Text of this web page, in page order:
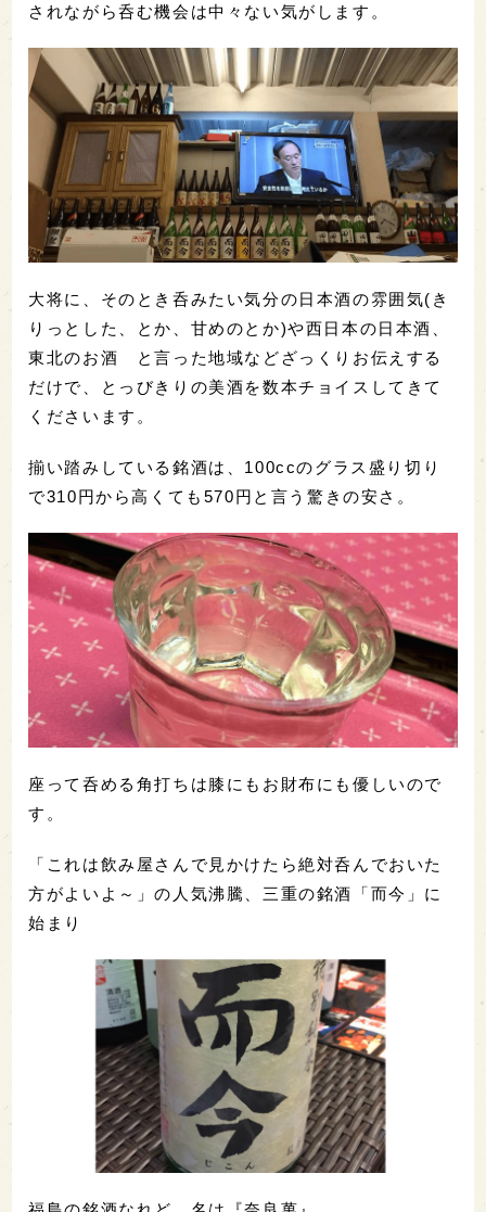
されながら呑む機会は中々ない気がします。
大将に、そのとき呑みたい気分の日本酒の雰囲気(き
りっとした、とか、甘めのとか)や西日本の日本酒、
東北のお酒 と言った地域などざっくりお伝えする
だけで、とっびきりの美酒を数本チョイスしてきて
くださいます。
揃い踏みしている銘酒は、100ccのグラス盛り切り
で310円から高くても570円と言う驚きの安さ。
座って呑める角打ちは膝にもお財布にも優しいので
す。
「これは飲み屋さんで見かけたら絶対呑んでおいた
方がよいよ～」の人気沸騰、三重の銘酒「而今」に
始まり